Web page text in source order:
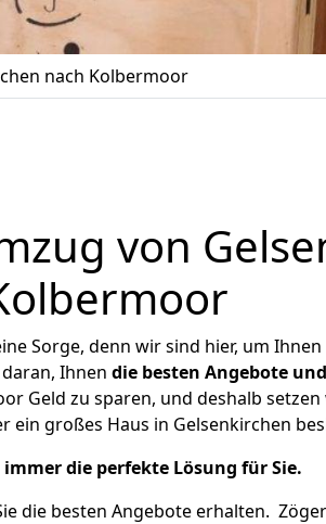
nach Kolbermoor
von
Sorge, denn wir sind hier, um Ihnen
Ihnen die besten Angebote
Geld zu sparen, und deshalb
ein großes Haus in Gelsenkirchen
die perfekte Lösung für Sie.
die besten Angebote erhalten.